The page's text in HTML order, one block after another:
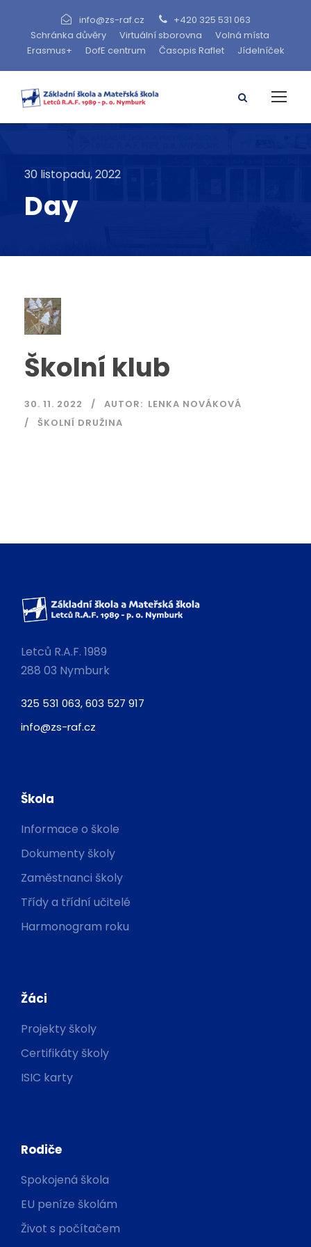
info@zs-raf.cz
+420 325 531 063
Schránka důvěry
Virtuální sborovna
Volná místa
Erasmus+
DofE centrum Časopis Raflet Jídelníček
30 listopadu, 2022
Day
Školní klub
30. 11. 2022 AUTOR: LENKA NOVÁKOVÁ
ŠKOLNÍ DRUŽINA
Letců R.A.F. 1989
288 03 Nymburk
325 531 063, 603 527 917
info@zs-raf.cz
Škola
Informace o škole
Dokumenty školy
Zaměstnanci školy
Třídy a třídní učitelé
Harmonogram roku
Žáci
Projekty školy
Certifikáty školy
ISIC karty
Rodiče
Spokojená škola
EU peníze školám
Život s počítačem